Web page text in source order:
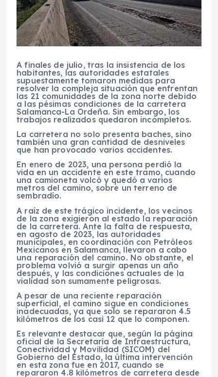
A finales de julio, tras la insistencia de los
habitantes, las autoridades estatales
supuestamente tomaron medidas para
resolver la compleja situación que enfrentan
las 21 comunidades de la zona norte debido
a las pésimas condiciones de la carretera
Salamanca-La Ordeña. Sin embargo, los
trabajos realizados quedaron incompletos.
La carretera no solo presenta baches, sino
también una gran cantidad de desniveles
que han provocado varios accidentes.
En enero de 2023, una persona perdió la
vida en un accidente en este tramo, cuando
una camioneta volcó y quedó a varios
metros del camino, sobre un terreno de
sembradío.
A raíz de este trágico incidente, los vecinos
de la zona exigieron al estado la reparación
de la carretera. Ante la falta de respuesta,
en agosto de 2023, las autoridades
municipales, en coordinación con Petróleos
Mexicanos en Salamanca, llevaron a cabo
una reparación del camino. No obstante, el
problema volvió a surgir apenas un año
después, y las condiciones actuales de la
vialidad son sumamente peligrosas.
A pesar de una reciente reparación
superficial, el camino sigue en condiciones
inadecuadas, ya que solo se repararon 4.5
kilómetros de los casi 12 que lo componen.
Es relevante destacar que, según la página
oficial de la Secretaría de Infraestructura,
Conectividad y Movilidad (SICOM) del
Gobierno del Estado, la última intervención
en esta zona fue en 2017, cuando se
repararon 4.8 kilómetros de carretera desde